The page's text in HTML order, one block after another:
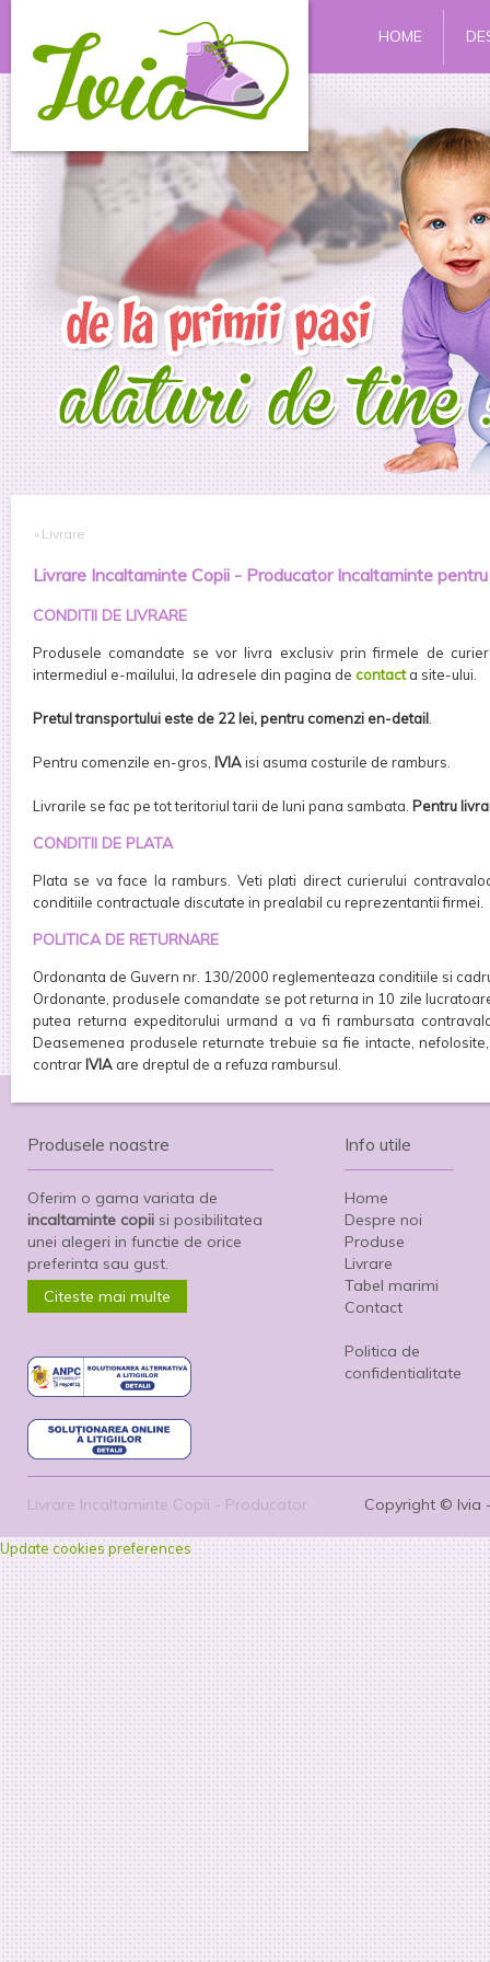
HOME
» Livrare
Livrare Incaltaminte Copii - Producator Incaltaminte
CONDITII DE LIVRARE
Produsele comandate se vor livra exclusiv prin firmele de
intermediul e-mailului, la adresele din pagina de contacta site-ului.
Pretul transportului este de 22 lei, pentru comenzi en-detail
Pentru comenzile en-gros, IVIAisi asuma costurile de ramburs.
Livrarile se fac pe tot teritoriul tarii de luni pana sambata. Pentru
CONDITII DE PLATA
Plata se va face la ramburs. Veti plati direct curierului
conditiile contractuale discutate in prealabil cu reprezentantii firmei.
POLITICA DE RETURNARE
Ordonanta de Guvern nr. 130/2000 reglementeaza conditiile si
Ordonante, produsele comandate se pot returna in 10 zile
putea returna expeditorului urmand a va fi rambursata
Deasemenea produsele returnate trebuie sa fie intacte,
contrarIVIA are dreptul de a refuza rambursul.
Produsele noastre
Oferim o gama variata de
incaltaminte copii si posibilitatea
unei alegeri in functie de orice
preferinta sau gust.
Citeste mai multe
Info utile
Home
Despre noi
Produse
Livrare
Tabel marimi
Contact
Politica de
confidentialitate
Livrare Incaltaminte Copii - Producator
Copyright © Ivia
Update cookies preferences